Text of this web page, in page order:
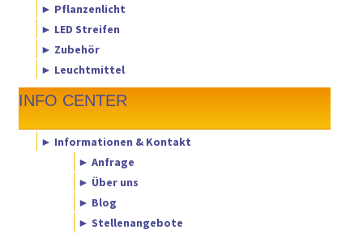
► Pflanzenlicht
► LED Streifen
► Zubehör
► Leuchtmittel
INFO CENTER
► Informationen & Kontakt
► Anfrage
► Über uns
► Blog
► Stellenangebote